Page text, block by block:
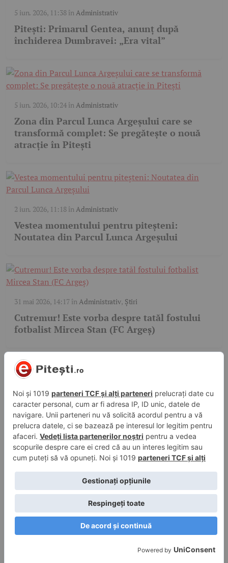
5 iun. 2026, 11:38înAdministrativ
Pitești: Primarul Gentea, anunț după
închiderea Dumbravei: „Era vital”
5 iun. 2026, 10:24înAdministrativ
Zona din Parcul Lunca Argeșului care se
transformă complet: Se pregătește o nouă
atracție în Pitești
2 iun. 2026, 11:18înAdministrativ
Vestea momentului pentru piteșteni:
Noutatea din Parcul Lunca Argeșului
31 mai 2026, 14:17înAdministrativ, Știri
Cutremur! Este vorba despre tatăl fostului
fotbalist Mircea Stan (FC Argeș)
29 mai 2026, 13:19 înAdministrativ
Investiție importantă pentru piteștenii din
acest cartier: E gata!
Rapid și Steaua, din nou față în față! Dică și